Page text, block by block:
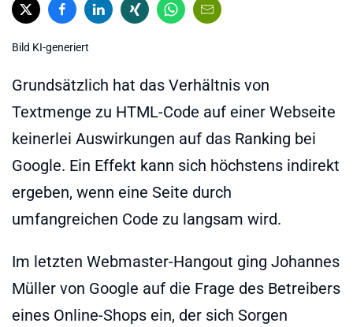
Bild KI-generiert
Grundsätzlich hat das Verhältnis von
Textmenge zu HTML-Code auf einer Webseite
keinerlei Auswirkungen auf das Ranking bei
Google. Ein Effekt kann sich höchstens indirekt
ergeben, wenn eine Seite durch
umfangreichen Code zu langsam wird.
Im letzten Webmaster-Hangout ging Johannes
Müller von Google auf die Frage des Betreibers
eines Online-Shops ein, der sich Sorgen